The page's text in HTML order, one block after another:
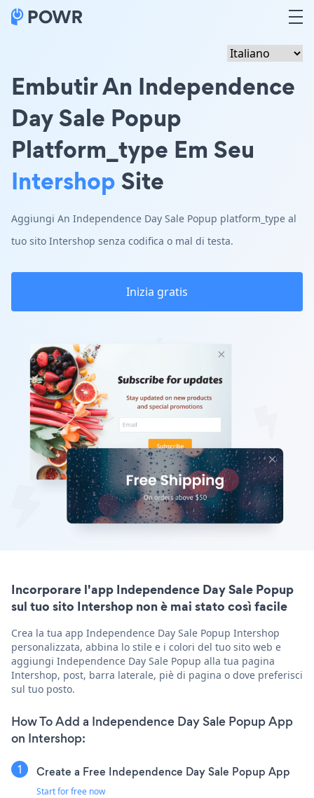
Embutir An Independence
Day Sale Popup
Platform_type Em Seu
IntershopSite
Aggiungi An Independence Day Sale Popup platform_type al
tuo sito Intershop senza codifica o mal di testa.
Inizia gratis
Incorporare l'app Independence Day Sale Popup
sul tuo sito Intershop non è mai stato così facile
Crea la tua app Independence Day Sale Popup Intershop
personalizzata, abbina lo stile e i colori del tuo sito web e
aggiungi Independence Day Sale Popup alla tua pagina
Intershop, post, barra laterale, piè di pagina o dove preferisci
sul tuo posto.
How To Add a Independence Day Sale Popup App
on Intershop:
Create a Free Independence Day Sale Popup App
Start for free now